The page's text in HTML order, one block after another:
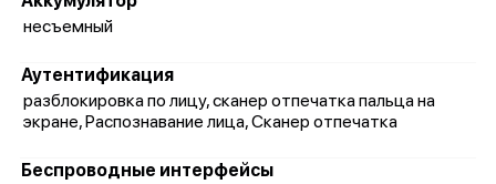
несъемный
Аутентификация
разблокировка по лицу, сканер отпечатка пальца на
экране, Распознавание лица, Сканер отпечатка
Беспроводные интерфейсы